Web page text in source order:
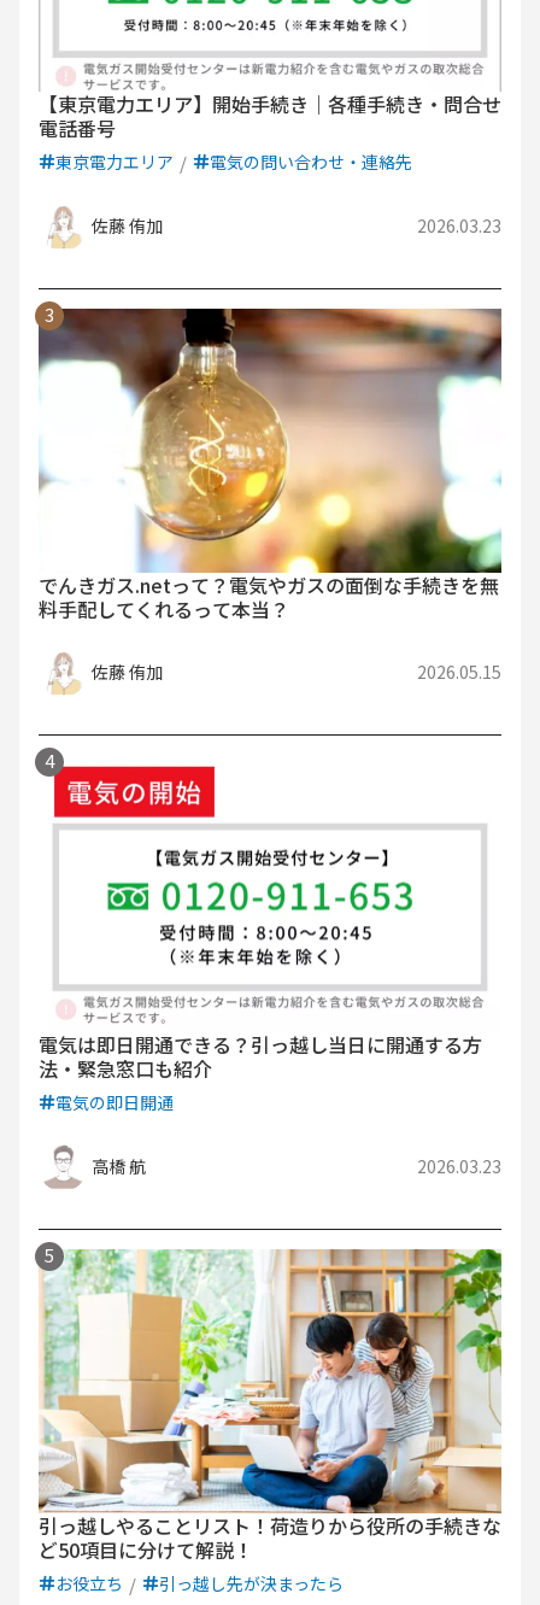
【東京電力エリア】開始手続き｜各種手続き・問合せ
電話番号
東京電力エリア 電気の問い合わせ・連絡先
佐藤 侑加 2026.03.23
でんきガス.netって？電気やガスの面倒な手続きを無
料手配してくれるって本当？
佐藤 侑加 2026.05.15
電気は即日開通できる？引っ越し当日に開通する方
法・緊急窓口も紹介
電気の即日開通
高橋 航 2026.03.23
引っ越しやることリスト！荷造りから役所の手続きな
ど50項目に分けて解説！
お役立ち 引っ越し先が決まったら